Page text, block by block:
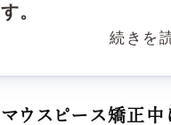
す。
続きを
マウスピース矯正中